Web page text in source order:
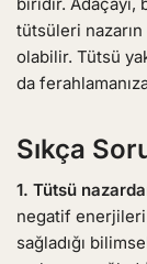
tütsüleri
olabilir. Tütsü
da
Sıkça
1. Tütsü
negatif enerjileri
sağladığı